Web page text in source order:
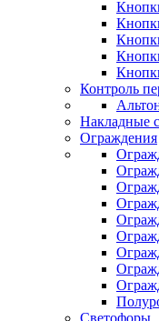
Контроль
Накладные
Ограждения
Светофоры